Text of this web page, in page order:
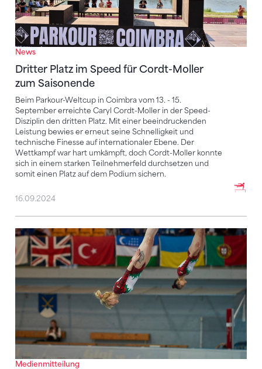
News
Dritter Platz im Speed für Cordt-Moller
zum Saisonende
Beim Parkour-Weltcup in Coimbra vom 13. - 15.
September erreichte Caryl Cordt-Moller in der Speed-
Disziplin den dritten Platz. Mit einer beeindruckenden
Leistung bewies er erneut seine Schnelligkeit und
technische Finesse auf internationaler Ebene. Der
Wettkampf war hart umkämpft, doch Cordt-Moller konnte
sich in einem starken Teilnehmerfeld durchsetzen und
somit einen Platz auf dem Podium sichern.
16.09.2024
Medienmitteilung
Internationale Trampolin-Elite zu Gast in Arosa